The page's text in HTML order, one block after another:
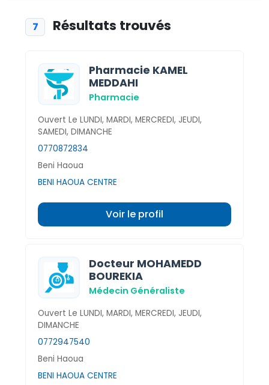
7 Résultats trouvés
Pharmacie KAMEL
MEDDAHI
Pharmacie
Ouvert Le LUNDI, MARDI, MERCREDI, JEUDI,
SAMEDI, DIMANCHE
0770872834
Beni Haoua
BENI HAOUA CENTRE
Voir le profil
Docteur MOHAMEDD
BOUREKIA
Médecin Généraliste
Ouvert Le LUNDI, MARDI, MERCREDI, JEUDI,
DIMANCHE
0772947540
Beni Haoua
BENI HAOUA CENTRE